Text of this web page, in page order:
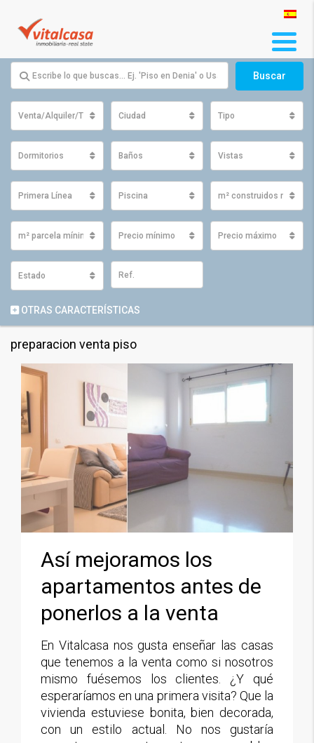
Buscar
Venta/Alquiler/Traspaso Ciudad Tipo
Dormitorios Baños Vistas
Primera Línea Piscina m² construidos
m² parcela mínimos Precio mínimo Precio máximo
Estado
OTRAS CARACTERÍSTICAS
preparacion venta piso
Así mejoramos los
apartamentos antes de
ponerlos a la venta
En Vitalcasa nos gusta enseñar las casas
que tenemos a la venta como si nosotros
mismo fuésemos los clientes. ¿Y qué
esperaríamos en una primera visita? Que la
vivienda estuviese bonita, bien decorada,
con un estilo actual. No nos gustaría